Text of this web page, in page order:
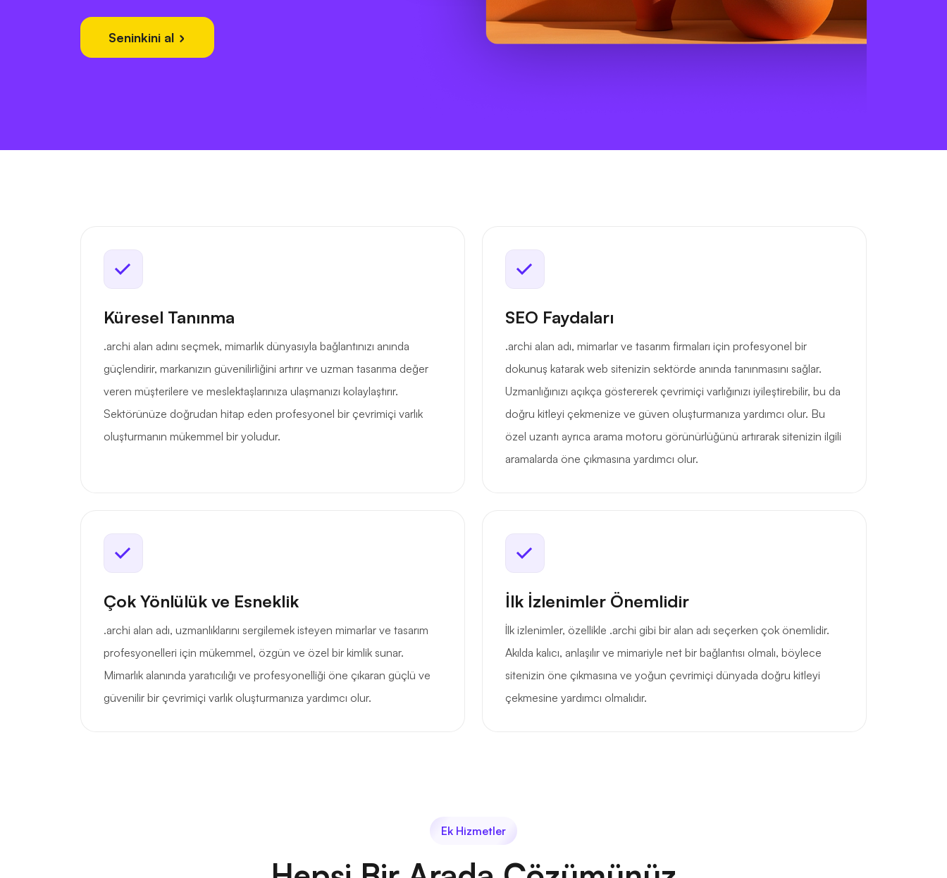
Seninkini al
Küresel Tanınma
.archi alan adını seçmek, mimarlık dünyasıyla bağlantınızı anında
güçlendirir, markanızın güvenilirliğini artırır ve uzman tasarıma değer
veren müşterilere ve meslektaşlarınıza ulaşmanızı kolaylaştırır.
Sektörünüze doğrudan hitap eden profesyonel bir çevrimiçi varlık
oluşturmanın mükemmel bir yoludur.
SEO Faydaları
.archi alan adı, mimarlar ve tasarım firmaları için profesyonel bir
dokunuş katarak web sitenizin sektörde anında tanınmasını sağlar.
Uzmanlığınızı açıkça göstererek çevrimiçi varlığınızı iyileştirebilir, bu da
doğru kitleyi çekmenize ve güven oluşturmanıza yardımcı olur. Bu
özel uzantı ayrıca arama motoru görünürlüğünü artırarak sitenizin ilgili
aramalarda öne çıkmasına yardımcı olur.
Çok Yönlülük ve Esneklik
.archi alan adı, uzmanlıklarını sergilemek isteyen mimarlar ve tasarım
profesyonelleri için mükemmel, özgün ve özel bir kimlik sunar.
Mimarlık alanında yaratıcılığı ve profesyonelliği öne çıkaran güçlü ve
güvenilir bir çevrimiçi varlık oluşturmanıza yardımcı olur.
İlk İzlenimler Önemlidir
İlk izlenimler, özellikle .archi gibi bir alan adı seçerken çok önemlidir.
Akılda kalıcı, anlaşılır ve mimariyle net bir bağlantısı olmalı, böylece
sitenizin öne çıkmasına ve yoğun çevrimiçi dünyada doğru kitleyi
çekmesine yardımcı olmalıdır.
Ek Hizmetler